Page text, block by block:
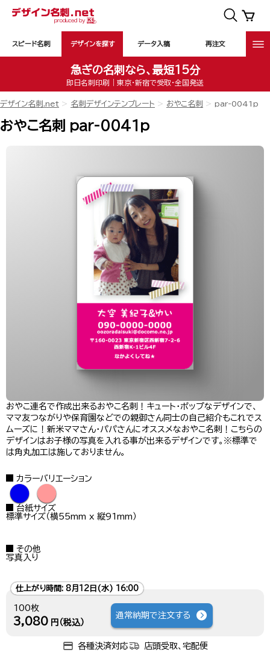
スピード名刺 デザインを探す データ入稿 再注文
急ぎの名刺なら、最短15分
即日名刺印刷｜東京・新宿で受取・全国発送
デザイン名刺.net 名刺デザインテンプレート おやこ名刺 par-0041p
おやこ名刺 par-0041p
おやこ連名で作成出来るおやこ名刺！キュート・ポップなデザインで、
ママ友つながりや保育園などでの親御さん同士の自己紹介もこれでス
ムーズに！新米ママさん・パパさんにオススメなおやこ名刺！こちらの
デザインはお子様の写真を入れる事が出来るデザインです。※標準で
は角丸加工は施しておりません。
カラーバリエーション
● ●
台紙サイズ
標準サイズ（横55mm x 縦91mm）
その他
写真入り
仕上がり時間: 8月12日(水) 16:00
100枚
3,080 円（税込）
通常納期で注文する
各種決済対応 店頭受取、宅配便